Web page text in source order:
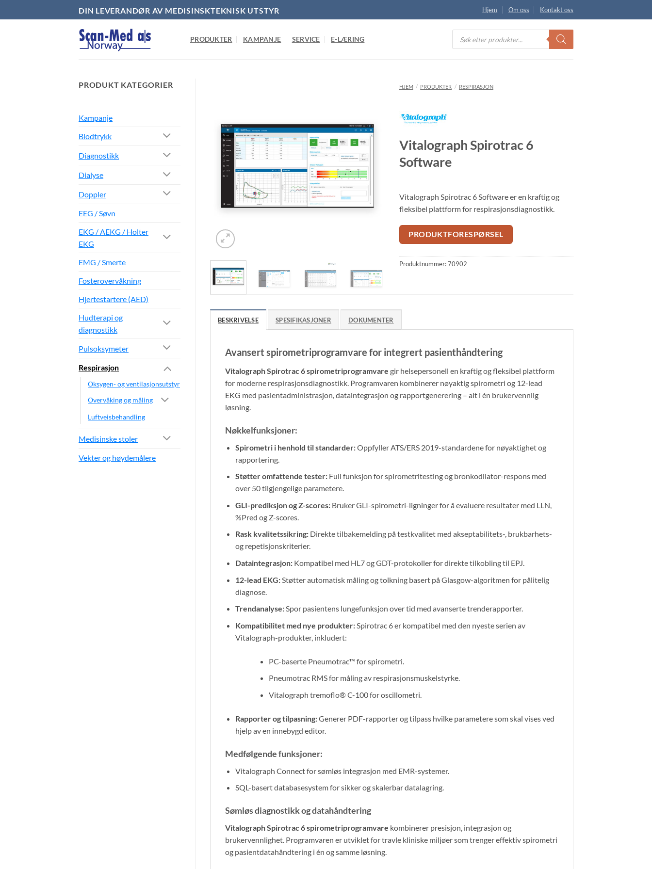
to
DIN LEVERANDØR AV MEDISINSKTEKNISK UTSTYR Hjem Om oss Kontakt oss
PRODUKTER KAMPANJE SERVICE E-LÆRING
Products
search
PRODUKT KATEGORIER
Kampanje
Blodtrykk
Diagnostikk
Dialyse
Doppler
EEG / Søvn
EKG / AEKG / Holter
EKG
EMG / Smerte
Fosterovervåkning
Hjertestartere (AED)
Hudterapi og
diagnostikk
Pulsoksymeter
Respirasjon
Oksygen- og ventilasjonsutstyr
Overvåking og måling
Luftveisbehandling
Medisinske stoler
Vekter og høydemålere
HJEM / PRODUKTER / RESPIRASJON
Vitalograph Spirotrac 6
Software
Vitalograph Spirotrac 6 Software er en kraftig og
fleksibel plattform for respirasjonsdiagnostikk.
PRODUKTFORESPØRSEL
Produktnummer:70902
BESKRIVELSE SPESIFIKASJONER DOKUMENTER
Avansert spirometriprogramvare for integrert pasienthåndtering
Vitalograph Spirotrac 6 spirometriprogramvare gir helsepersonell en kraftig og fleksibel plattform
for moderne respirasjonsdiagnostikk. Programvaren kombinerer nøyaktig spirometri og 12-lead
EKG med pasientadministrasjon, dataintegrasjon og rapportgenerering – alt i én brukervennlig
løsning.
Nøkkelfunksjoner:
Spirometri i henhold til standarder:Oppfyller ATS/ERS 2019-standardene for nøyaktighet og
rapportering.
Støtter omfattende tester:Full funksjon for spirometritesting og bronkodilator-respons med
over 50 tilgjengelige parametere.
GLI-prediksjon og Z-scores:Bruker GLI-spirometri-ligninger for å evaluere resultater med LLN,
%Pred og Z-scores.
Rask kvalitetssikring:Direkte tilbakemelding på testkvalitet med akseptabilitets-, brukbarhets-
og repetisjonskriterier.
Dataintegrasjon:Kompatibel med HL7 og GDT-protokoller for direkte tilkobling til EPJ.
12-lead EKG:Støtter automatisk måling og tolkning basert på Glasgow-algoritmen for pålitelig
diagnose.
Trendanalyse:Spor pasientens lungefunksjon over tid med avanserte trenderapporter.
Kompatibilitet med nye produkter:Spirotrac 6 er kompatibel med den nyeste serien av
Vitalograph-produkter, inkludert:
PC-baserte Pneumotrac™ for spirometri.
Pneumotrac RMS for måling av respirasjonsmuskelstyrke.
Vitalograph tremoflo® C-100 for oscillometri.
Rapporter og tilpasning:Generer PDF-rapporter og tilpass hvilke parametere som skal vises ved
hjelp av en innebygd editor.
Medfølgende funksjoner:
Vitalograph Connect for sømløs integrasjon med EMR-systemer.
SQL-basert databasesystem for sikker og skalerbar datalagring.
Sømløs diagnostikk og datahåndtering
Vitalograph Spirotrac 6 spirometriprogramvare kombinerer presisjon, integrasjon og
brukervennlighet. Programvaren er utviklet for travle kliniske miljøer som trenger effektiv spirometri
og pasientdatahåndtering i én og samme løsning.